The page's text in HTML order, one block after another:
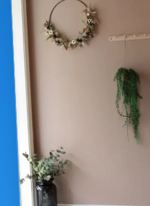
Contact
Ressources